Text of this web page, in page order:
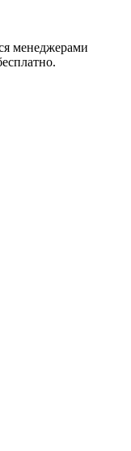
менеджерами